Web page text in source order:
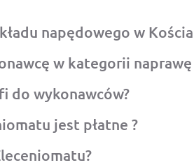
napędowego w
w kategorii
do wykonawców?
jest płatne ?